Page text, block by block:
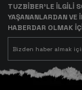
TUZBİBER’LE İLGİLİ
YAŞANANLARDAN VE
HABERDAR OLMAK